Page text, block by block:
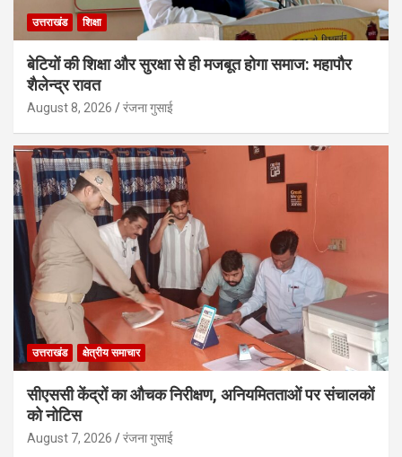
उत्तराखंड शिक्षा
बेटियों की शिक्षा और सुरक्षा से ही मजबूत होगा समाज: महापौर
शैलेन्द्र रावत
August 8, 2026 रंजना गुसाई
उत्तराखंड क्षेत्रीय समाचार
सीएससी केंद्रों का औचक निरीक्षण, अनियमितताओं पर संचालकों
को नोटिस
August 7, 2026 रंजना गुसाई